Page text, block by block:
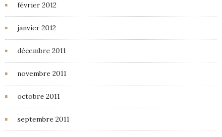
février 2012
janvier 2012
décembre 2011
novembre 2011
octobre 2011
septembre 2011